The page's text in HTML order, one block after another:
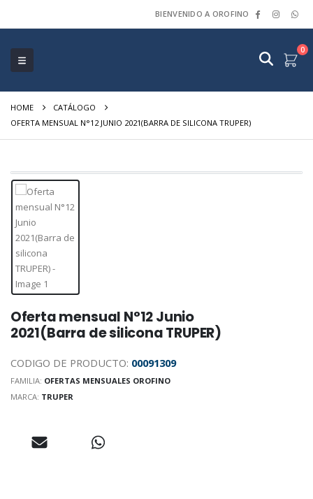
BIENVENIDO A OROFINO
0
HOME
CATÁLOGO
OFERTA MENSUAL N°12 JUNIO 2021(BARRA DE SILICONA TRUPER)
Oferta mensual N°12 Junio
2021(Barra de silicona TRUPER)
CODIGO DE PRODUCTO: 00091309
FAMILIA: OFERTAS MENSUALES OROFINO
MARCA: TRUPER